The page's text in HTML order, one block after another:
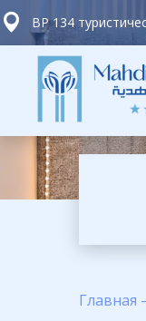
BP 134
Главная